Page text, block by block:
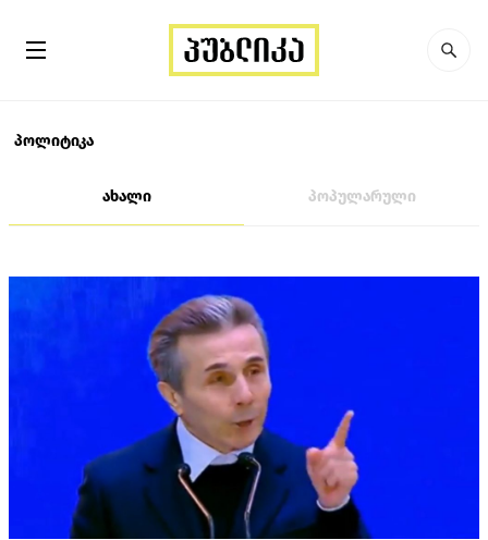
პოლიტიკა
ახალი პოპულარული